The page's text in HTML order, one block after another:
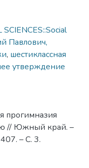
Павлович,
, шестиклассная
утверждение
прогимназия
// Южный край. –
– С. 3.